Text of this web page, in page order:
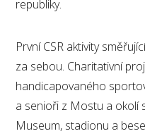
republiky.
První CSR aktivity
za sebou. Charitativní
handicapovaného
a senioři z Mostu a okolí
Museum, stadionu a